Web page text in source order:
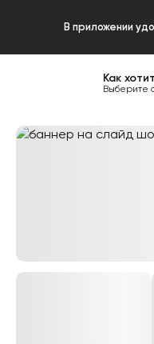
В приложении
Как
Выберите